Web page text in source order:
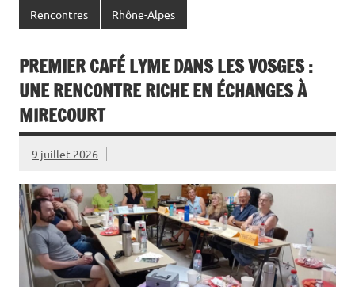
Rencontres Rhône-Alpes
PREMIER CAFÉ LYME DANS LES VOSGES :
UNE RENCONTRE RICHE EN ÉCHANGES À
MIRECOURT
9 juillet 2026